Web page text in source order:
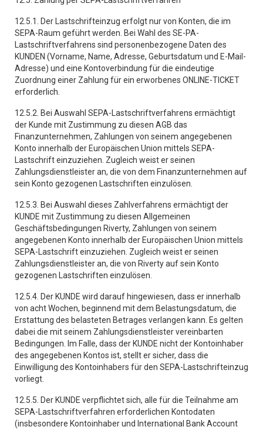
12.5.1. Der Lastschrifteinzug erfolgt nur von Konten, die im
SEPA-Raum geführt werden. Bei Wahl des SE-PA-
Lastschriftverfahrens sind personenbezogene Daten des
KUNDEN (Vorname, Name, Adresse, Geburtsdatum und E-Mail-
Adresse) und eine Kontoverbindung für die eindeutige
Zuordnung einer Zahlung für ein erworbenes ONLINE-TICKET
erforderlich.
12.5.2. Bei Auswahl SEPA-Lastschriftverfahrens ermächtigt
der Kunde mit Zustimmung zu diesen AGB das
Finanzunternehmen, Zahlungen von seinem angegebenen
Konto innerhalb der Europäischen Union mittels SEPA-
Lastschrift einzuziehen. Zugleich weist er seinen
Zahlungsdienstleister an, die von dem Finanzunternehmen auf
sein Konto gezogenen Lastschriften einzulösen.
12.5.3. Bei Auswahl dieses Zahlverfahrens ermächtigt der
KUNDE mit Zustimmung zu diesen Allgemeinen
Geschäftsbedingungen Riverty, Zahlungen von seinem
angegebenen Konto innerhalb der Europäischen Union mittels
SEPA-Lastschrift einzuziehen. Zugleich weist er seinen
Zahlungsdienstleister an, die von Riverty auf sein Konto
gezogenen Lastschriften einzulösen.
12.5.4. Der KUNDE wird darauf hingewiesen, dass er innerhalb
von acht Wochen, beginnend mit dem Belastungsdatum, die
Erstattung des belasteten Betrages verlangen kann. Es gelten
dabei die mit seinem Zahlungsdienstleister vereinbarten
Bedingungen. Im Falle, dass der KUNDE nicht der Kontoinhaber
des angegebenen Kontos ist, stellt er sicher, dass die
Einwilligung des Kontoinhabers für den SEPA-Lastschrifteinzug
vorliegt.
12.5.5. Der KUNDE verpflichtet sich, alle für die Teilnahme am
SEPA-Lastschriftverfahren erforderlichen Kontodaten
(insbesondere Kontoinhaber und International Bank Account